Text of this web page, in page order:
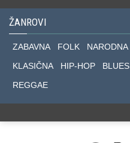
ŽANROVI
ZABAVNA FOLK NARODNA
KLASIČNA
HIP-HOP BLUES
REGGAE